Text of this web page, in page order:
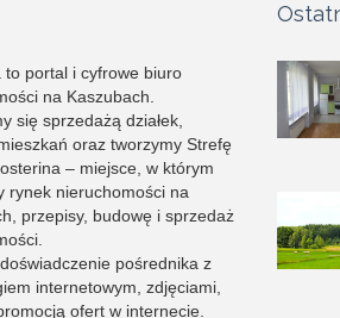
to portal i cyfrowe biuro
na Kaszubach.
się sprzedażą działek,
oraz tworzymy Strefę
– miejsce, w którym
rynek nieruchomości na
przepisy, budowę i sprzedaż
pośrednika z
internetowym, zdjęciami,
ofert w internecie.